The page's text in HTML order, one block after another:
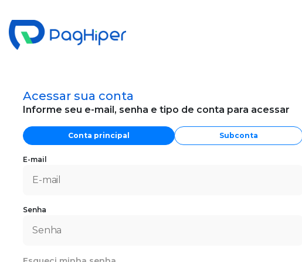
Acessar sua conta
Informe seu e-mail, senha e tipo de conta para acessar
Conta principal Subconta
E-mail
Senha